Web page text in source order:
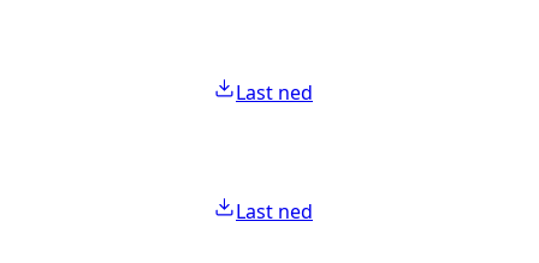
Last ned
Last ned